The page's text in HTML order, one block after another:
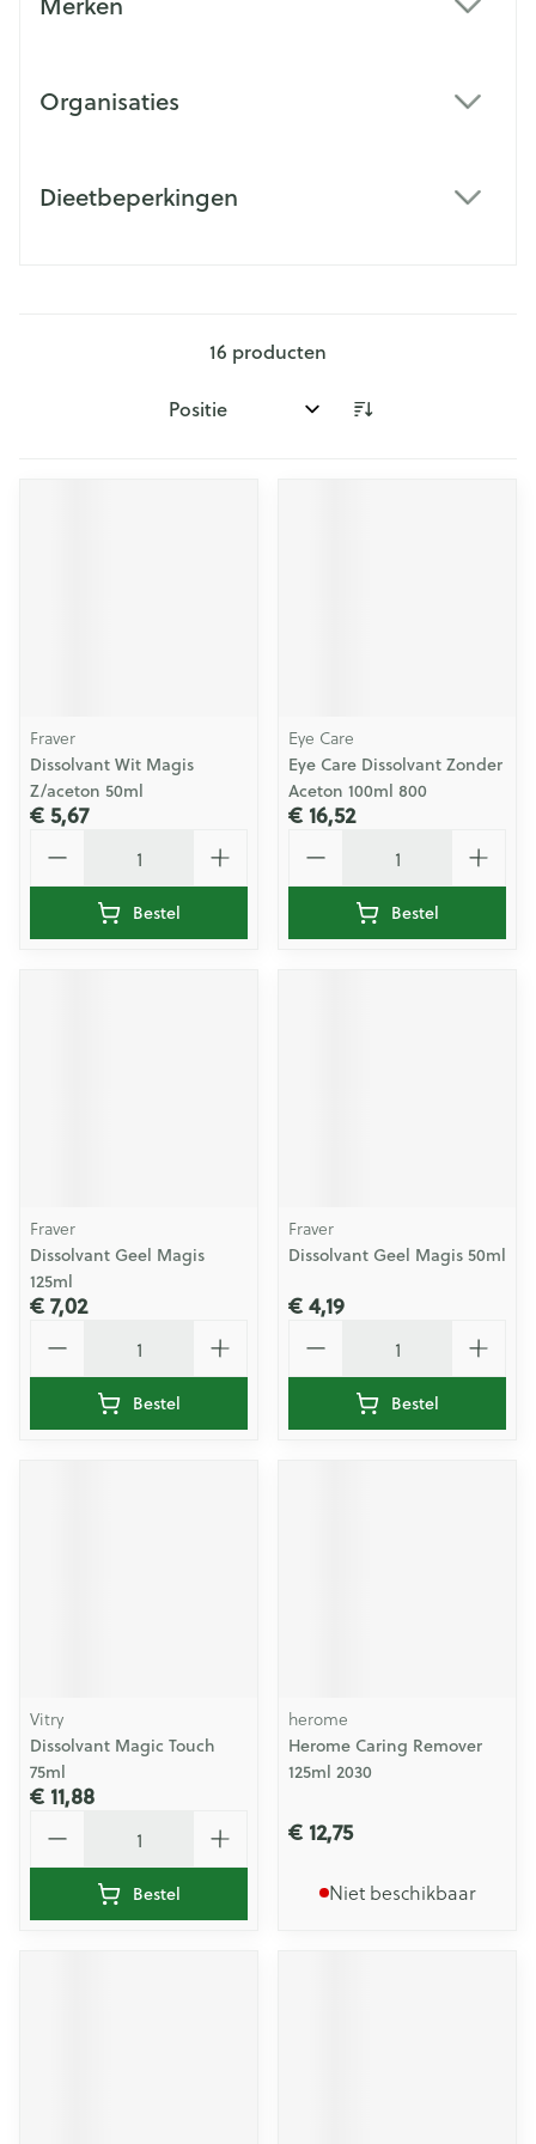
Organisaties
Dieetbeperkingen
16 producten
Sorteer op:
Fraver
Dissolvant Wit Magis
Z/aceton 50ml
€ 5,67
Bestel
Eye Care
Eye Care Dissolvant Zonder
Aceton 100ml 800
€ 16,52
Bestel
Fraver
Dissolvant Geel Magis
125ml
€ 7,02
Bestel
Fraver
Dissolvant Geel Magis 50ml
€ 4,19
Bestel
Vitry
Dissolvant Magic Touch
75ml
€ 11,88
Bestel
herome
Herome Caring Remover
125ml 2030
€ 12,75
Niet beschikbaar